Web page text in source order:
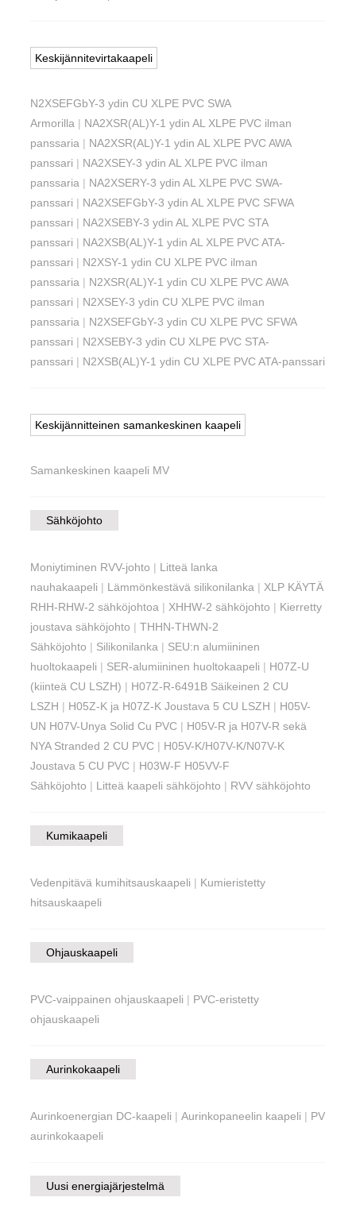
Keskijännitevirtakaapeli
N2XSEFGbY-3 ydin CU XLPE PVC SWA
Armorilla | NA2XSR(AL)Y-1 ydin AL XLPE PVC ilman
panssaria | NA2XSR(AL)Y-1 ydin AL XLPE PVC AWA
panssari | NA2XSEY-3 ydin AL XLPE PVC ilman
panssaria | NA2XSERY-3 ydin AL XLPE PVC SWA-
panssari | NA2XSEFGbY-3 ydin AL XLPE PVC SFWA
panssari | NA2XSEBY-3 ydin AL XLPE PVC STA
panssari | NA2XSB(AL)Y-1 ydin AL XLPE PVC ATA-
panssari | N2XSY-1 ydin CU XLPE PVC ilman
panssaria | N2XSR(AL)Y-1 ydin CU XLPE PVC AWA
panssari | N2XSEY-3 ydin CU XLPE PVC ilman
panssaria | N2XSEFGbY-3 ydin CU XLPE PVC SFWA
panssari | N2XSEBY-3 ydin CU XLPE PVC STA-
panssari | N2XSB(AL)Y-1 ydin CU XLPE PVC ATA-panssari
Keskijännitteinen samankeskinen kaapeli
Samankeskinen kaapeli MV
Sähköjohto
Moniytiminen RVV-johto | Litteä lanka
nauhakaapeli | Lämmönkestävä silikonilanka |XLP KÄYTÄ
RHH-RHW-2 sähköjohtoa |XHHW-2 sähköjohto | Kierretty
joustava sähköjohto |THHN-THWN-2
Sähköjohto | Silikonilanka | SEU:n alumiininen
huoltokaapeli | SER-alumiininen huoltokaapeli | H07Z-U
(kiinteä CU LSZH) | H07Z-R-6491B Säikeinen 2 CU
LSZH | H05Z-K ja H07Z-K Joustava 5 CU LSZH | H05V-
UN H07V-Unya Solid Cu PVC | H05V-R ja H07V-R sekä
NYA Stranded 2 CU PVC | H05V-K/H07V-K/N07V-K
Joustava 5 CU PVC | H03W-F H05VV-F
Sähköjohto | Litteä kaapeli sähköjohto | RVV sähköjohto
Kumikaapeli
Vedenpitävä kumihitsauskaapeli | Kumieristetty
hitsauskaapeli
Ohjauskaapeli
PVC-vaippainen ohjauskaapeli | PVC-eristetty
ohjauskaapeli
Aurinkokaapeli
Aurinkoenergian DC-kaapeli |Aurinkopaneelin kaapeli | PV
aurinkokaapeli
Uusi energiajärjestelmä